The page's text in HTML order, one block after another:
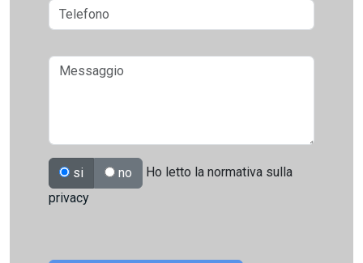
si no
Ho letto la normativa sulla
privacy